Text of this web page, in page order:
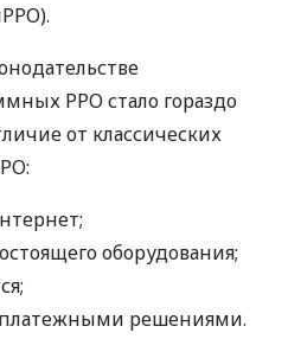
РРО стало гораздо
от классических
оборудования;
платежными решениями.